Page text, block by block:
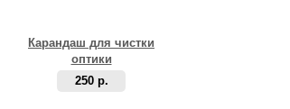
Карандаш для чистки
оптики
250 р.